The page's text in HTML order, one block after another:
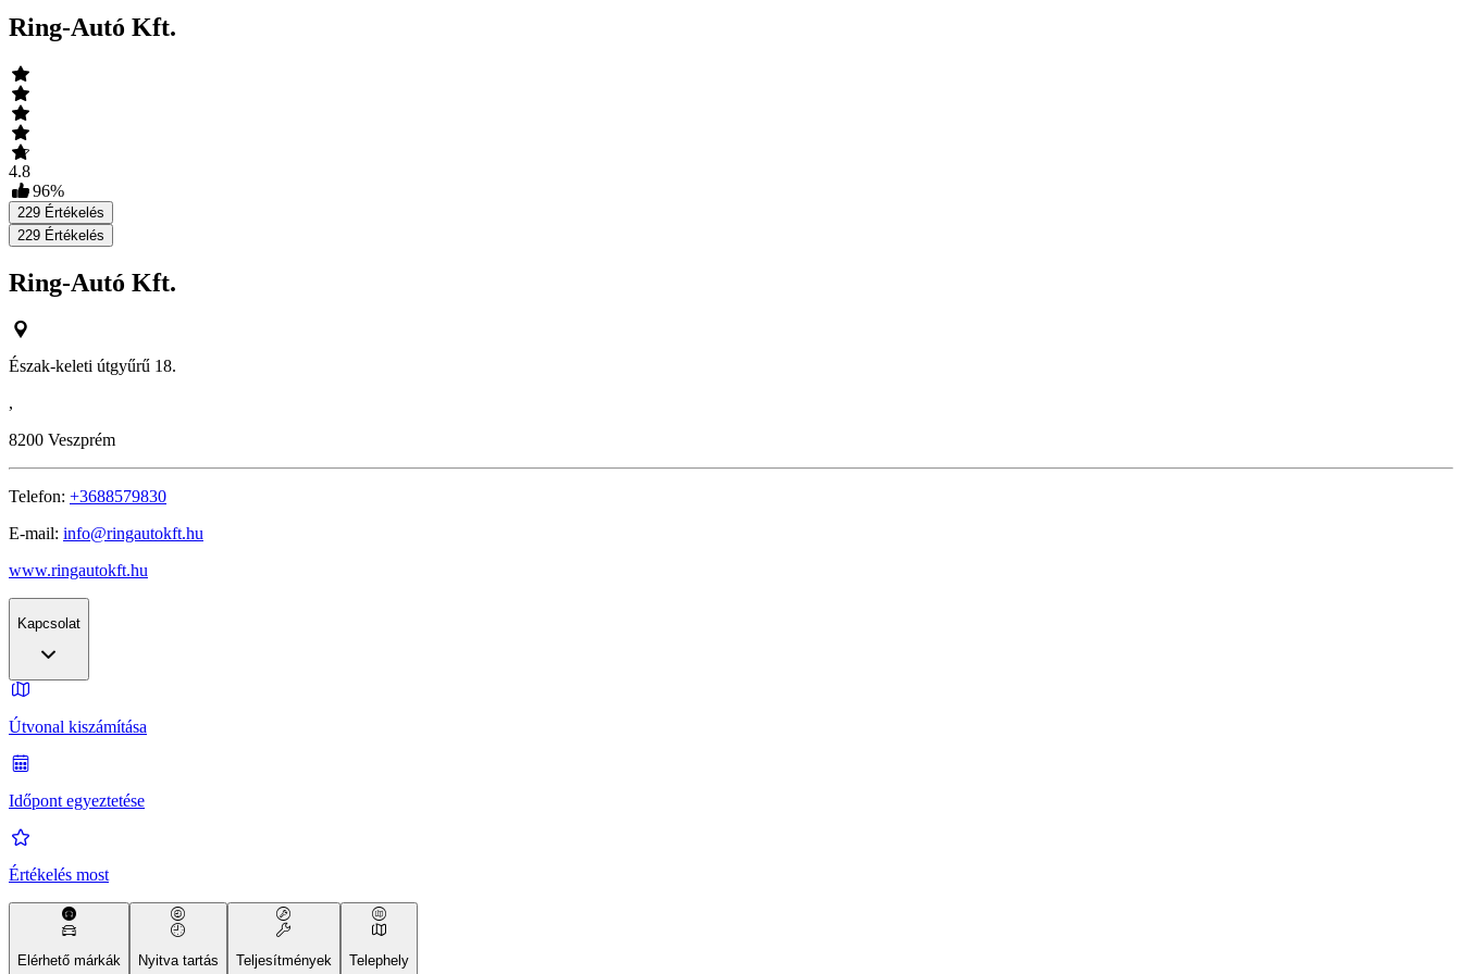
Ring-Autó Kft.
4.8
96%
229 Értékelés
229 Értékelés
Ring-Autó Kft.
Észak-keleti útgyűrű 18.
,
8200 Veszprém
Telefon: +3688579830
E-mail: info@ringautokft.hu
www.ringautokft.hu
Kapcsolat
Útvonal kiszámítása
Időpont egyeztetése
Értékelés most
Elérhető márkák Nyitva tartás Teljesítmények Telephely